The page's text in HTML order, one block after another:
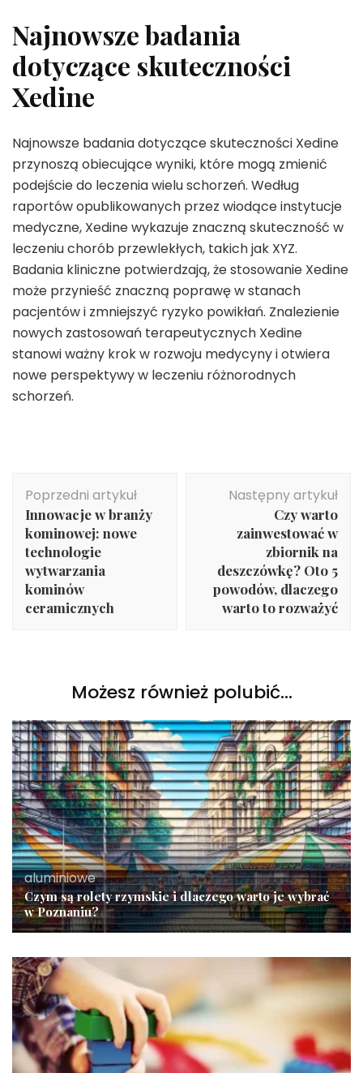
Najnowsze badania
dotyczące skuteczności
Xedine
Najnowsze badania dotyczące skuteczności Xedine
przynoszą obiecujące wyniki, które mogą zmienić
podejście do leczenia wielu schorzeń. Według
raportów opublikowanych przez wiodące instytucje
medyczne, Xedine wykazuje znaczną skuteczność w
leczeniu chorób przewlekłych, takich jak XYZ.
Badania kliniczne potwierdzają, że stosowanie Xedine
może przynieść znaczną poprawę w stanach
pacjentów i zmniejszyć ryzyko powikłań. Znalezienie
nowych zastosowań terapeutycznych Xedine
stanowi ważny krok w rozwoju medycyny i otwiera
nowe perspektywy w leczeniu różnorodnych
schorzeń.
wpisu
Poprzedni artykuł
Innowacje w branży
kominowej: nowe
technologie
wytwarzania
kominów
ceramicznych
Następny artykuł
Czy warto
zainwestować w
zbiornik na
deszczówkę? Oto 5
powodów, dlaczego
warto to rozważyć
Możesz również polubić…
aluminiowe
Czym są rolety rzymskie i dlaczego warto je wybrać
w Poznaniu?